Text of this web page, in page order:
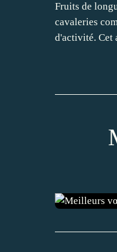
Fruits de
cavaleries
d'activité. Cet